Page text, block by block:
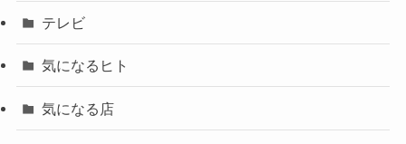
テレビ
気になるヒト
気になる店